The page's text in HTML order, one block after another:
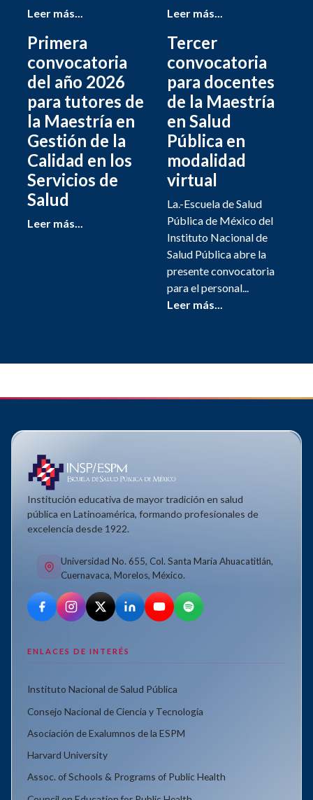
Leer más... Leer más...
Primera
convocatoria
del año 2026
para tutores de
la Maestría en
Gestión de la
Calidad en los
Servicios de
Salud
Leer más...
Tercer
convocatoria
para docentes
de la Maestría
en Salud
Pública en
modalidad
virtual
La.-Escuela de Salud
Pública de México del
Instituto Nacional de
Salud Pública abre la
presente convocatoria
para el personal...
Leer más...
Institución educativa de mayor tradición en salud
pública en Latinoamérica, formando profesionales de
excelencia desde 1922.
Universidad No. 655, Col. Santa María Ahuacatitlán,
Cuernavaca, Morelos, México.
ENLACES DE INTERÉS
Instituto Nacional de Salud Pública
Consejo Nacional de Ciencia y Tecnología
Asociación de Exalumnos de la ESPM
Harvard University
Assoc. of Schools & Programs of Public Health